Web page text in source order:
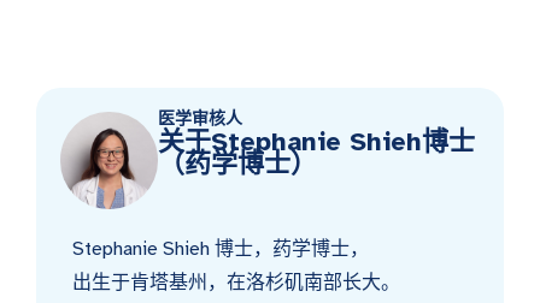
医学审核人
关于Stephanie Shieh博士
（药学博士）
Stephanie Shieh 博士，药学博士，
出生于肯塔基州，在洛杉矶南部长大。